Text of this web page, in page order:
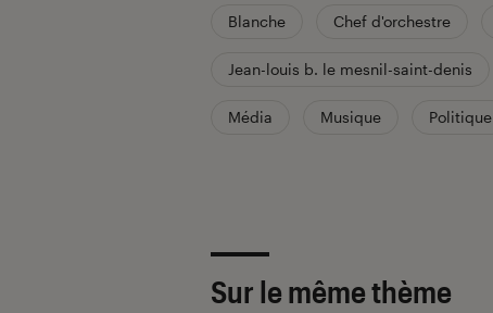
Blanche Chef d'orchestre
Jean-louis b. le mesnil-saint-denis
Média Musique Politique
Sur le même thème